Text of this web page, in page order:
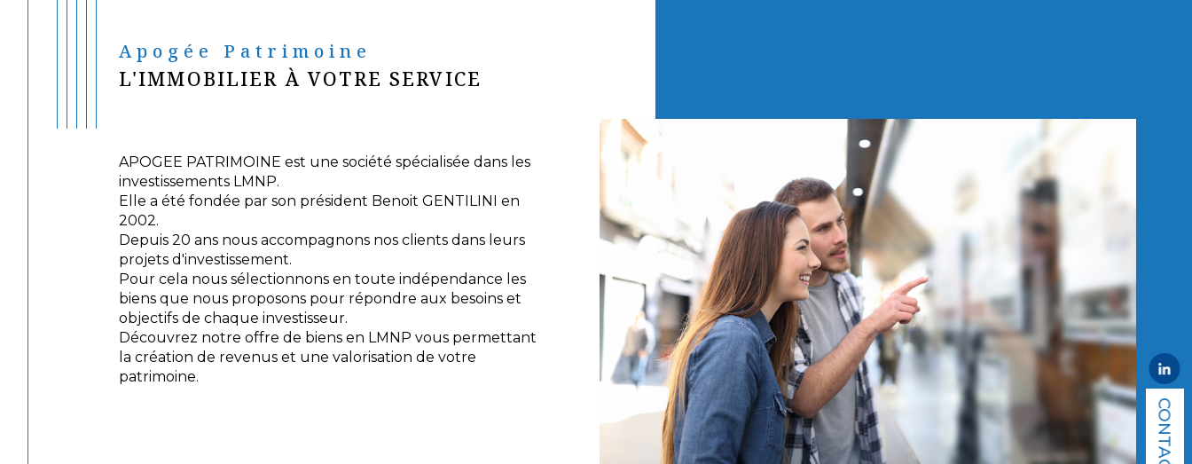
CONTACT
Apogée Patrimoine
L'IMMOBILIER À VOTRE SERVICE
APOGEE PATRIMOINE est une société spécialisée dans les
investissements LMNP.
Elle a été fondée par son président Benoit GENTILINI en
2002.
Depuis 20 ans nous accompagnons nos clients dans leurs
projets d'investissement.
Pour cela nous sélectionnons en toute indépendance les
biens que nous proposons pour répondre aux besoins et
objectifs de chaque investisseur.
Découvrez notre offre de biens en LMNP vous permettant
la création de revenus et une valorisation de votre
patrimoine.